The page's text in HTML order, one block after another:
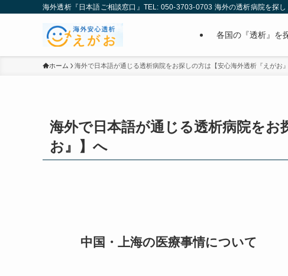
海外透析『日本語ご相談窓口』TEL: 050-3703-0703 海外の透析病院を探し
各国の『透析』を
ホーム 海外で日本語が通じる透析病院をお探しの方は【安心海外透析『えがお
海外で日本語が通じる透析病院を
お』】へ
中国・上海の医療事情について